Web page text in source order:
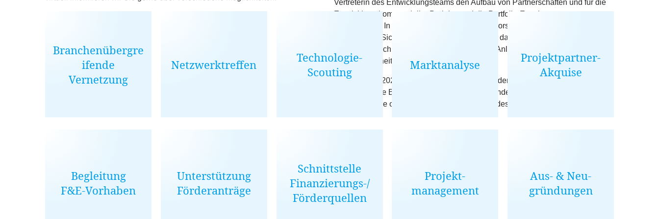
Vertreterin des Entwicklungsteams den Aufbau von Partnerschaften und für die
Entwicklung kommerzieller Projekte und die Portfolio-Erweiterung von
Electrochaea. In ihrer Funktion als Leiterin für Forschungsförderung und
Spezialist für Sicherheit und Umwelt war sie für das Fördermittelmanagement
und den Bereich Genehmigungsverfahren von Anlagen, Anlagensicherheit und
Arbeitssicherheit zuständig.
Von2019 2023
war sie im Vorstand des Fördervereins Industrielle
Biotechnologie Bayern e.V. und vertrat insbesondere die Interessen der
wurde sie offiziell zur Ehrenvorsitzenden des Fördervereins ernannt.
Branchenübergre
ifende
Vernetzung
Netzwerktreffen
Technologie-
Scouting
Marktanalyse
Projektpartner-
Akquise
Begleitung
F&E‑Vorhaben
Unterstützung
Förderanträge
Schnittstelle
Finanzierungs-/
Förderquellen
Projekt-
management
Aus- & Neu-
gründungen